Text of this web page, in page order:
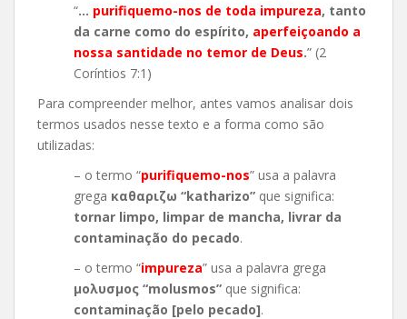
“… purifiquemo-nos de toda impureza, tanto
da carne como do espírito, aperfeiçoando a
nossa santidade no temor de Deus.” (2
Coríntios 7:1)
Para compreender melhor, antes vamos analisar dois
termos usados nesse texto e a forma como são
utilizadas:
– o termo “purifiquemo-nos” usa a palavra
grega καθαριζω “katharizo” que significa:
tornar limpo, limpar de mancha, livrar da
contaminação do pecado.
– o termo “impureza” usa a palavra grega
μολυσμος “molusmos” que significa:
contaminação [pelo pecado].